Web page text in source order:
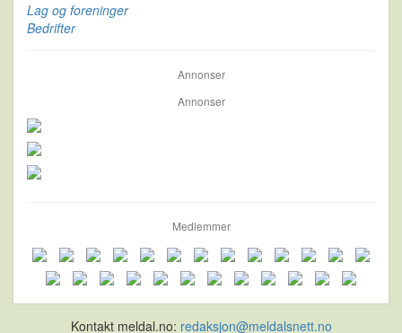
Lag og foreninger
Bedrifter
Annonser
Annonser
Medlemmer
Kontakt meldal.no: redaksjon@meldalsnett.no